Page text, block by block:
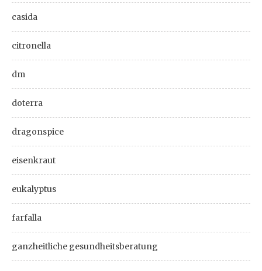
casida
citronella
dm
doterra
dragonspice
eisenkraut
eukalyptus
farfalla
ganzheitliche gesundheitsberatung